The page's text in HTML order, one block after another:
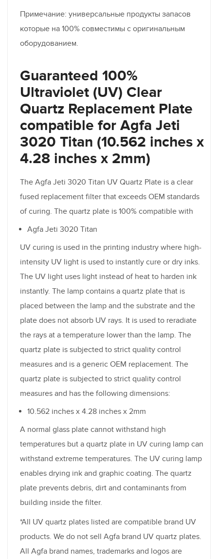
Примечание: универсальные продукты запасов
которые на 100% совместимы с оригинальным
оборудованием.
Guaranteed 100%
Ultraviolet (UV) Clear
Quartz Replacement Plate
compatible for Agfa Jeti
3020 Titan (10.562 inches x
4.28 inches x 2mm)
The Agfa Jeti 3020 Titan UV Quartz Plate is a clear
fused replacement filter that exceeds OEM standards
of curing. The quartz plate is 100% compatible with
Agfa Jeti 3020 Titan
UV curing is used in the printing industry where high-
intensity UV light is used to instantly cure or dry inks.
The UV light uses light instead of heat to harden ink
instantly. The lamp contains a quartz plate that is
placed between the lamp and the substrate and the
plate does not absorb UV rays. It is used to reradiate
the rays at a temperature lower than the lamp. The
quartz plate is subjected to strict quality control
measures and is a generic OEM replacement. The
quartz plate is subjected to strict quality control
measures and has the following dimensions:
10.562 inches x 4.28 inches x 2mm
A normal glass plate cannot withstand high
temperatures but a quartz plate in UV curing lamp can
withstand extreme temperatures. The UV curing lamp
enables drying ink and graphic coating. The quartz
plate prevents debris, dirt and contaminants from
building inside the filter.
*All UV quartz plates listed are compatible brand UV
products. We do not sell Agfa brand UV quartz plates.
All Agfa brand names, trademarks and logos are